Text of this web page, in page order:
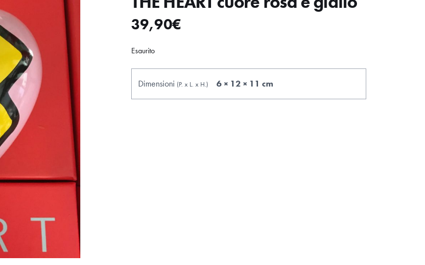
39,90€
Esaurito
Dimensioni (P. x L. x H.) 6 × 12 × 11 cm